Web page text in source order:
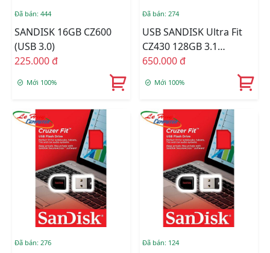
Đã bán: 444
SANDISK 16GB CZ600
(USB 3.0)
225.000 đ
Mới 100%
Đã bán: 274
USB SANDISK Ultra Fit
CZ430 128GB 3.1
SDCZ430-0128G-G46
650.000 đ
Mới 100%
Đã bán: 276 Đã bán: 124